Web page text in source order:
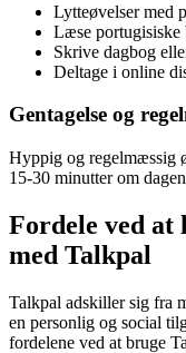
Lytteøvelser med
Læse portugisiske
Skrive dagbog
Deltage i online
Gentagelse og
Hyppig og regelmæssig
15-30 minutter om
Fordele ved
med Talkpal
Talkpal adskiller sig fra
en personlig og social
fordelene ved at bruge